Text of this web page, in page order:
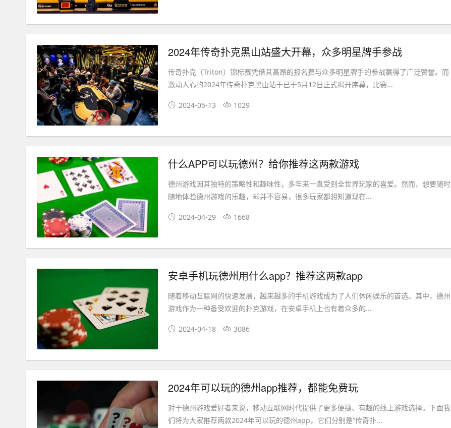
2024年传奇扑克黑山站盛大开幕，众多明星牌手参战
传奇扑克（Triton）锦标赛凭借其高昂的报名费与众多明星牌手的参战赢得了广泛赞誉。而
激动人心的2024年传奇扑克黑山站于已于5月12日正式揭开序幕，比赛...
2024-05-13 1029
什么APP可以玩德州？给你推荐这两款游戏
德州游戏因其独特的策略性和趣味性，多年来一直受到全世界玩家的喜爱。然而，想要随时
随地体验德州游戏的乐趣，却并不容易，很多玩家都想知道现在...
2024-04-29 1668
安卓手机玩德州用什么app？推荐这两款app
随着移动互联网的快速发展，越来越多的手机游戏成为了人们休闲娱乐的首选。其中，德州
游戏作为一种备受欢迎的扑克游戏，在安卓手机上也有着众多的...
2024-04-18 3086
2024年可以玩的德州app推荐，都能免费玩
对于德州游戏爱好者来说，移动互联网时代提供了更多便捷、有趣的线上游戏选择。下面我
们将为大家推荐两款2024年可以玩的德州app，它们分别是“传奇扑...